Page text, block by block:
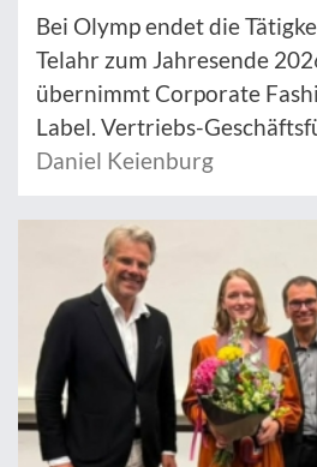
Bei Olymp endet die
Telahr zum Jahresende
übernimmt Corporate
Label. Vertriebs-
Daniel Keienburg